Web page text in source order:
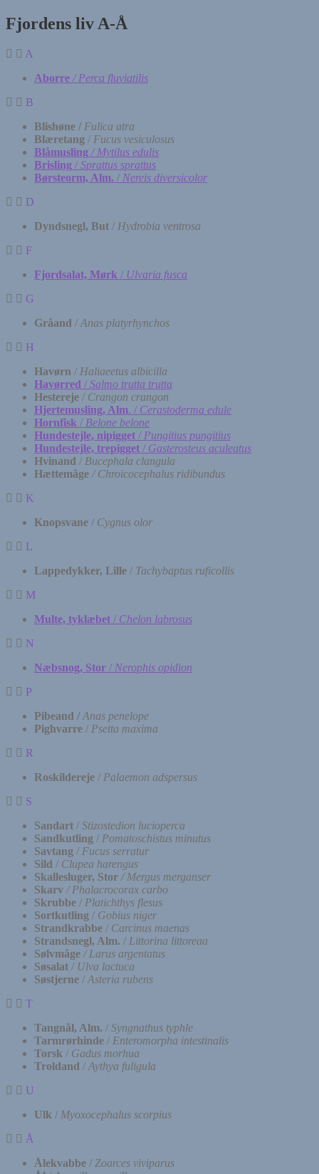
Fjordens liv A-Å
A
Aborre /Perca fluviatilis
B
Blishøne / Fulica atra
Blæretang / Fucus vesiculosus
Blåmusling / Mytilus edulis
Brisling / Sprattus sprattus
Børsteorm, Alm. / Nereis diversicolor
D
Dyndsnegl, But / Hydrobia ventrosa
F
Fjordsalat, Mørk / Ulvaria fusca
G
Gråand / Anas platyrhynchos
H
Havørn / Haliaeetus albicilla
Havørred / Salmo trutta trutta
Hestereje / Crangon crangon
Hjertemusling, Alm. / Cerastoderma edule
Hornfisk / Belone belone
Hundestejle, nipigget / Pungitius pungitius
Hundestejle, trepigget / Gasterosteus aculeatus
Hvinand / Bucephala clangula
Hættemåge / Chroicocephalus ridibundus
K
Knopsvane / Cygnus olor
L
Lappedykker, Lille / Tachybaptus ruficollis
M
Multe, tyklæbet / Chelon labrosus
N
Næbsnog, Stor / Nerophis opidion
P
Pibeand /Anas penelope
Pighvarre / Psetta maxima
R
Roskildereje / Palaemon adspersus
S
Sandart / Stizostedion lucioperca
Sandkutling / Pomatoschistus minutus
Savtang / Fucus serratur
Sild / Clupea harengus
Skallesluger, Stor /Mergus merganser
Skarv / Phalacrocorax carbo
Skrubbe / Platichthys flesus
Sortkutling / Gobius niger
Strandkrabbe / Carcinus maenas
Strandsnegl, Alm. / Littorina littoreaa
Sølvmåge /Larus argentatus
Søsalat / Ulva lactuca
Søstjerne / Asteria rubens
T
Tangnål, Alm. / Syngnathus typhle
Tarmrørhinde / Enteromorpha intestinalis
Torsk / Gadus morhua
Troldand / Aythya fuligula
U
Ulk / Myoxocephalus scorpius
Å
Ålekvabbe / Zoarces viviparus